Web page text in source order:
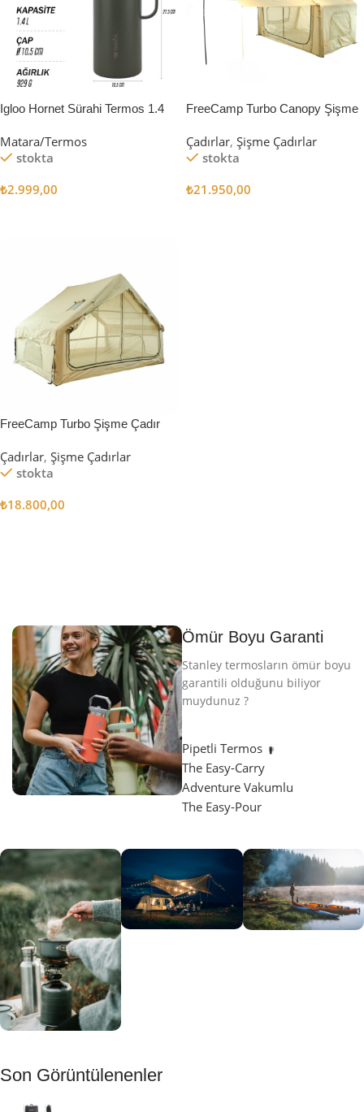
Igloo Hornet Sürahi Termos 1.4
Matara/Termos
stokta
₺2.999,00
FreeCamp Turbo Canopy Şişme
Çadırlar, Şişme Çadırlar
stokta
₺21.950,00
FreeCamp Turbo Şişme Çadır
Çadırlar, Şişme Çadırlar
stokta
₺18.800,00
Ömür Boyu Garanti
Stanley termosların ömür boyu
garantili olduğunu biliyor
muydunuz ?
Pipetli Termos
The Easy-Carry
Adventure Vakumlu
The Easy-Pour
Muftağı
Kampçı
Son Görüntülenenler